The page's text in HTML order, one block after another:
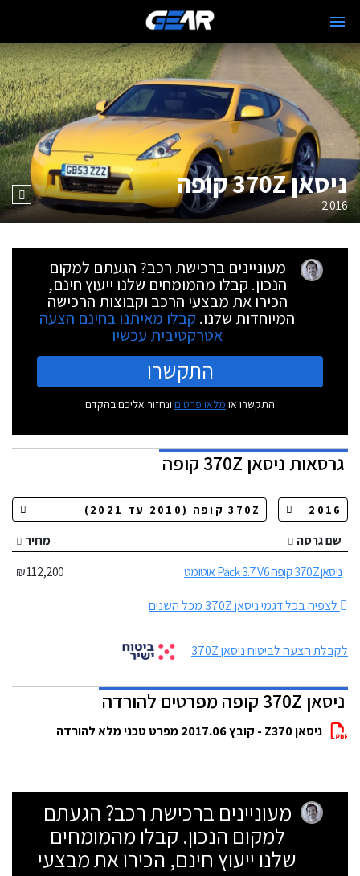
ניסאן 370Z קופה
2016
מעוניינים ברכישת רכב? הגעתם למקום
הנכון. קבלו מהמומחים שלנו ייעוץ חינם,
הכירו את מבצעי הרכב וקבוצות הרכישה
המיוחדות שלנו. קבלו מאיתנו בחינם הצעה
אטרקטיבית עכשיו
התקשרו
התקשרו או מלאו פרטים ונחזור אליכם בהקדם
גרסאותניסאן 370Z קופה
שם גרסה
מחיר
ניסאן 370Z קופה Pack 3.7 V6 אוטומט
112,200 ₪
לצפיה בכל דגמי ניסאן 370Z מכל השנים
לקבלת הצעה לביטוח ניסאן 370Z
ניסאן 370Z קופה מפרטים להורדה
ניסאן Z370 - קובץ 2017.06 מפרט טכני מלא להורדה
מעוניינים ברכישת רכב? הגעתם
למקום הנכון. קבלו מהמומחים
שלנו ייעוץ חינם, הכירו את מבצעי